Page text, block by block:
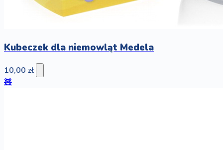
Kubeczek dla niemowląt Medela
10,00 zł
🧸